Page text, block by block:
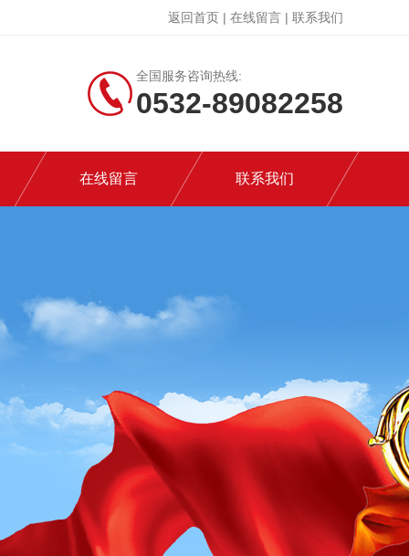
返回首页 | 在线留言 | 联系我们
全国服务咨询热线:
0532-89082258
在线留言 联系我们